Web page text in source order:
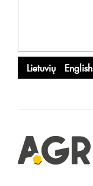
Lietuvių English